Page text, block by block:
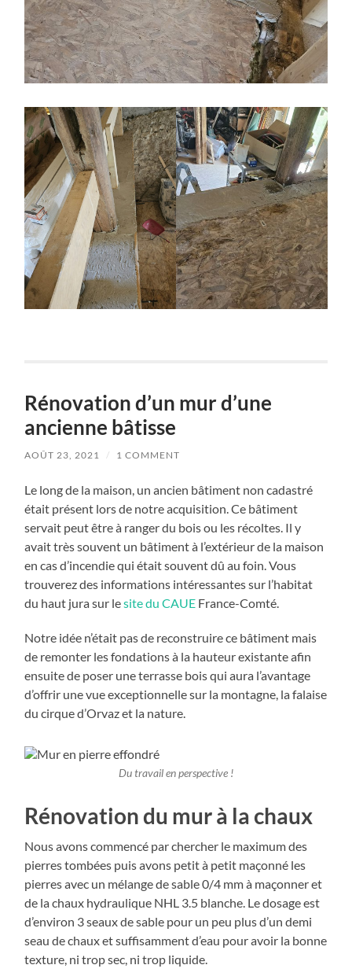
Rénovation d’un mur d’une
ancienne bâtisse
AOÛT 23, 2021 / 1 COMMENT
Le long de la maison, un ancien bâtiment non cadastré
était présent lors de notre acquisition. Ce bâtiment
servait peut être à ranger du bois ou les récoltes. Il y
avait très souvent un bâtiment à l’extérieur de la maison
en cas d’incendie qui était souvent dû au foin. Vous
trouverez des informations intéressantes sur l’habitat
du haut jura sur lesite du CAUE France-Comté.
Notre idée n’était pas de reconstruire ce bâtiment mais
de remonter les fondations à la hauteur existante afin
ensuite de poser une terrasse bois qui aura l’avantage
d’offrir une vue exceptionnelle sur la montagne, la falaise
du cirque d’Orvaz et la nature.
Du travail en perspective !
Rénovation du mur à la chaux
Nous avons commencé par chercher le maximum des
pierres tombées puis avons petit à petit maçonné les
pierres avec un mélange de sable 0/4 mm à maçonner et
de la chaux hydraulique NHL 3.5 blanche. Le dosage est
d’environ 3 seaux de sable pour un peu plus d’un demi
seau de chaux et suffisamment d’eau pour avoir la bonne
texture, ni trop sec, ni trop liquide.